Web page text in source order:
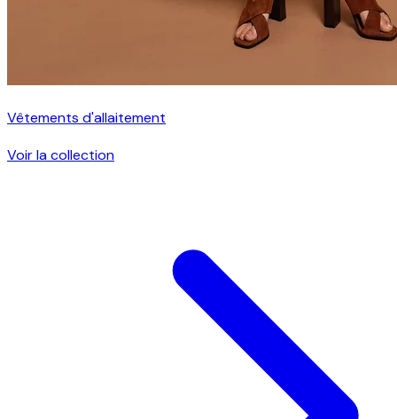
Vêtements d'allaitement
Voir la collection